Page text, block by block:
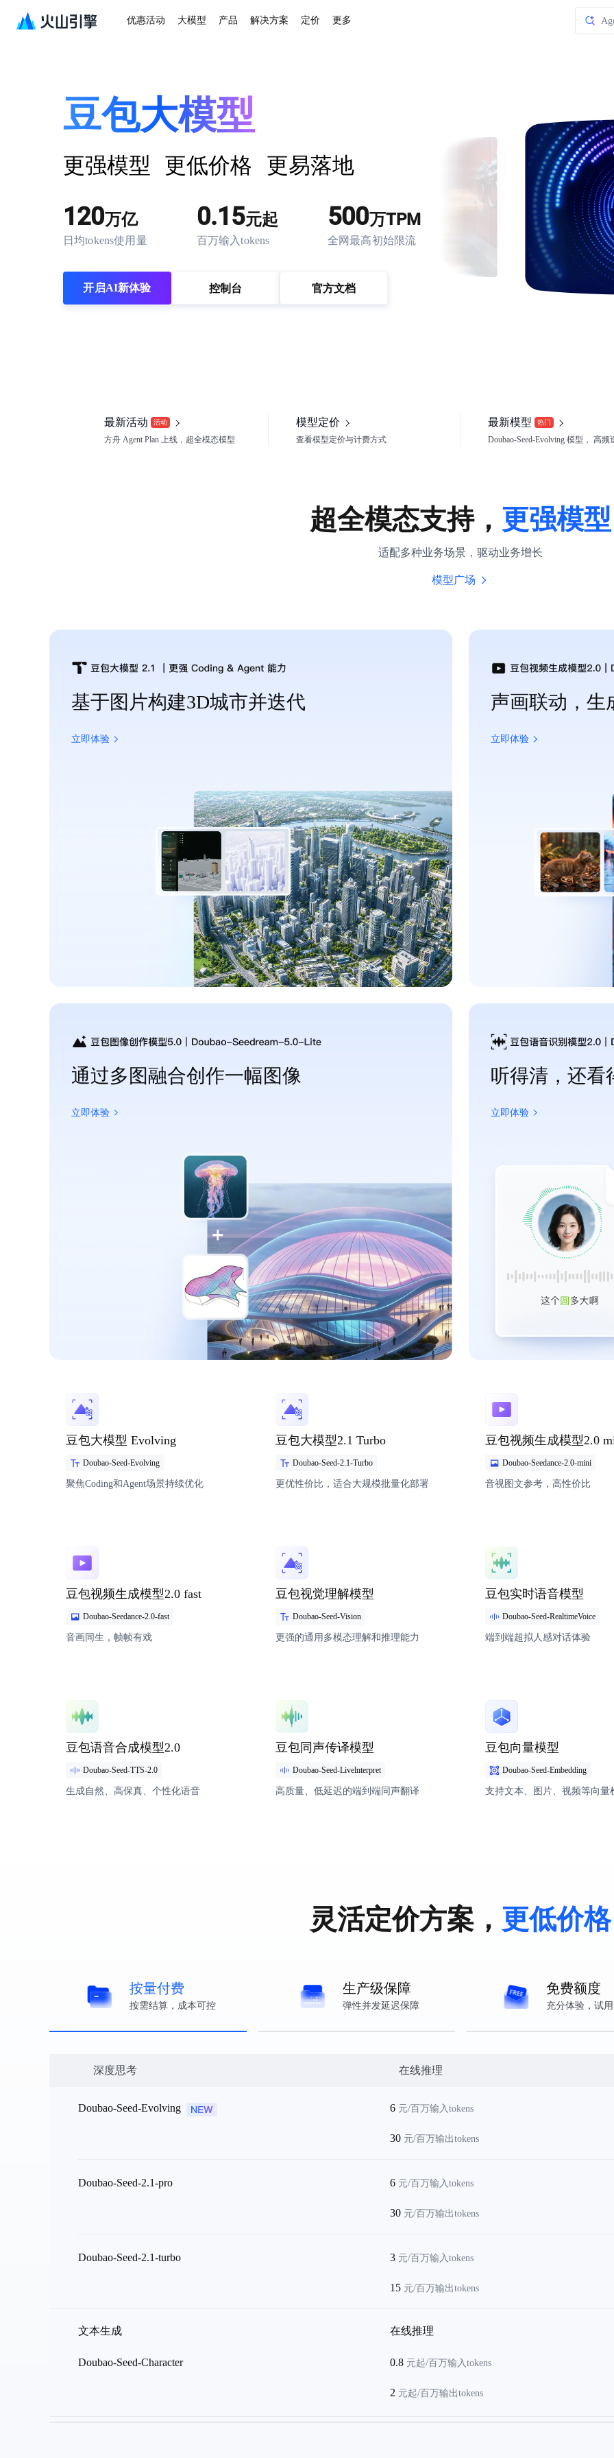
优惠活动 大模型 产品 解决方案 定价 更多
火
节
豆包大模型
更强模型 更低价格 更易落地
120万亿
日均tokens使用量
0.15元起
百万输入tokens
500万TPM
全网最高初始限流
开启AI新体验 控制台 官方文档
最新活动 活动
方舟 Agent Plan 上线，超全模态模型
模型定价
查看模型定价与计费方式
最新模型 热门
Doubao-Seed-Evolving 模型， 高频
超全模态支持， 更强模型
适配多种业务场景，驱动业务增长
模型广场
基于图片构建3D城市并迭代
立即体验
声画联动，生
立即体验
通过多图融合创作一幅图像
立即体验
听得清，还看
立即体验
豆包大模型 Evolving
Doubao-Seed-Evolving
聚焦Coding和Agent场景持续优化
豆包大模型2.1 Turbo
Doubao-Seed-2.1-Turbo
更优性价比，适合大规模批量化部署
豆包视频生成模型2.0
Doubao-Seedance-2.0-mini
音视图文参考，高性价比
豆包视频生成模型2.0 fast
Doubao-Seedance-2.0-fast
音画同生，帧帧有戏
豆包视觉理解模型
Doubao-Seed-Vision
更强的通用多模态理解和推理能力
豆包实时语音模型
Doubao-Seed-RealtimeVoice
端到端超拟人感对话体验
豆包语音合成模型2.0
Doubao-Seed-TTS-2.0
生成自然、高保真、个性化语音
豆包同声传译模型
Doubao-Seed-Livelnterpret
高质量、低延迟的端到端同声翻译
豆包向量模型
Doubao-Seed-Embedding
支持文本、图片、视频等向量
灵活定价方案， 更低价格
按量付费
按需结算，成本可控
生产级保障
弹性并发延迟保障
免费额度
充分体验，试
Doubao-Seed-Evolving 6 元/百万输入tokens
30 元/百万输出tokens
Doubao-Seed-2.1-pro 6 元/百万输入tokens
30 元/百万输出tokens
Doubao-Seed-2.1-turbo 3 元/百万输入tokens
15 元/百万输出tokens
文本生成 在线推理
Doubao-Seed-Character 0.8 元起/百万输入tokens
2 元起/百万输出tokens
深度思考 在线推理